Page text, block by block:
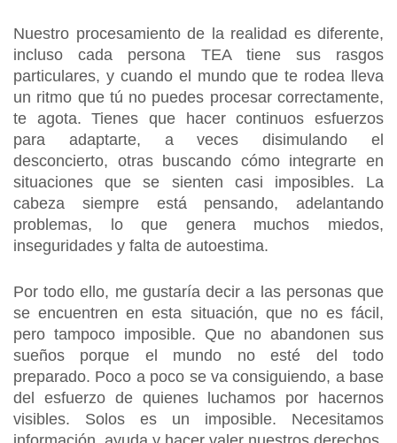
Nuestro procesamiento de la realidad es diferente,
incluso cada persona TEA tiene sus rasgos
particulares, y cuando el mundo que te rodea lleva
un ritmo que tú no puedes procesar correctamente,
te agota. Tienes que hacer continuos esfuerzos
para adaptarte, a veces disimulando el
desconcierto, otras buscando cómo integrarte en
situaciones que se sienten casi imposibles. La
cabeza siempre está pensando, adelantando
problemas, lo que genera muchos miedos,
inseguridades y falta de autoestima.
Por todo ello, me gustaría decir a las personas que
se encuentren en esta situación, que no es fácil,
pero tampoco imposible. Que no abandonen sus
sueños porque el mundo no esté del todo
preparado. Poco a poco se va consiguiendo, a base
del esfuerzo de quienes luchamos por hacernos
visibles. Solos es un imposible. Necesitamos